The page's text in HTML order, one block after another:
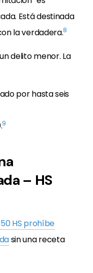
Está destinada
la verdadera.8
delito menor. La
por hasta seis
9
– HS
HS prohíbe
sin una receta